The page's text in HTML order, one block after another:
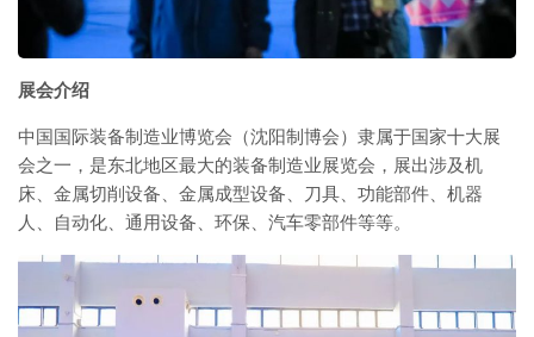
展会介绍
中国国际装备制造业博览会（沈阳制博会）隶属于国家十大展
会之一，是东北地区最大的装备制造业展览会，展出涉及机
床、金属切削设备、金属成型设备、刀具、功能部件、机器
人、自动化、通用设备、环保、汽车零部件等等。